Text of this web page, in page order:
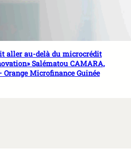
aller au-delà du microcrédit
Salématou CAMARA,
Orange Microfinance Guinée